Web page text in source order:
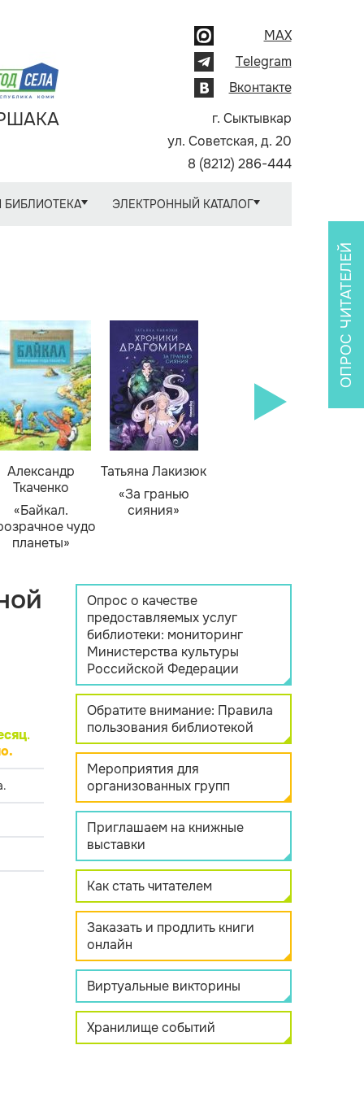
MAX
Telegram
Вконтакте
г. Сыктывкар
ул. Советская, д. 20
8 (8212) 286-444
БИБЛИОТЕКА ЭЛЕКТРОННЫЙ КАТАЛОГ
Александр
Ткаченко
«Байкал.
чудо
планеты»
Татьяна Лакизюк
«За гранью
сияния»
.
ОПРОС ЧИТАТЕЛЕЙ
Опрос о качестве
предоставляемых услуг
библиотеки: мониторинг
Министерства культуры
Российской Федерации
Обратите внимание: Правила
пользования библиотекой
Мероприятия для
организованных групп
Приглашаем на книжные
выставки
Как стать читателем
Заказать и продлить книги
онлайн
Виртуальные викторины
Хранилище событий